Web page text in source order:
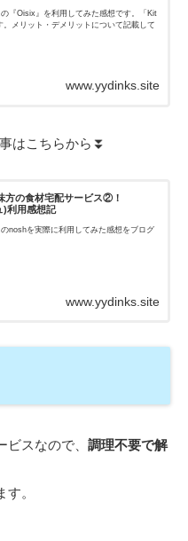
『Oisix』を利用してみた感想です。「Kit
。メリット・デメリットについて記載して
www.yydinks.site
はこちらから⏬
方の食材宅配サービス②！
)利用感想記
noshを実際に利用してみた感想をブログ
www.yydinks.site
スなので、 調理不要で解
。